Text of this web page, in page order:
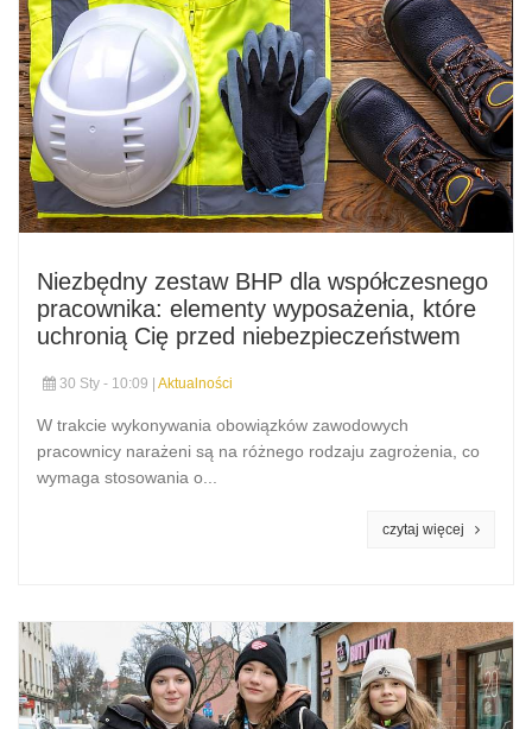
Niezbędny zestaw BHP dla współczesnego
pracownika: elementy wyposażenia, które
uchronią Cię przed niebezpieczeństwem
30 Sty - 10:09 | Aktualności
W trakcie wykonywania obowiązków zawodowych
pracownicy narażeni są na różnego rodzaju zagrożenia, co
wymaga stosowania o...